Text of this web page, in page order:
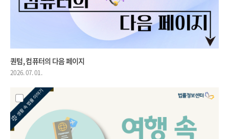
퀀텀, 컴퓨터의 다음 페이지
2026. 07. 01.